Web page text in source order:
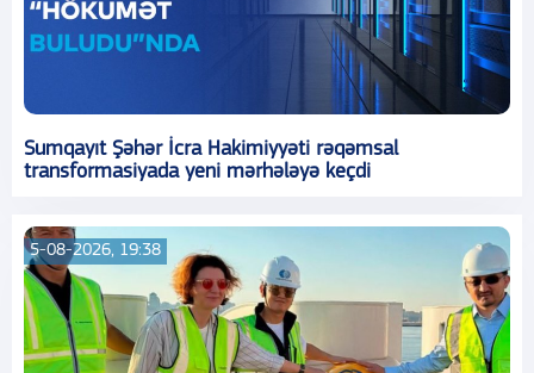
Sumqayıt Şəhər İcra Hakimiyyəti rəqəmsal
transformasiyada yeni mərhələyə keçdi
5-08-2026, 19:38